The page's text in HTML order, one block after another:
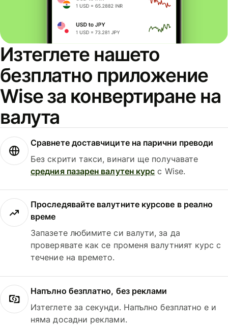
Изтеглете нашето
безплатно приложение
Wise за конвертиране на
валута
Сравнете доставчиците на парични преводи
Без скрити такси, винаги ще получавате
средния пазарен валутен курс с Wise.
Проследявайте валутните курсове в реално
време
Запазете любимите си валути, за да
проверявате как се променя валутният курс с
течение на времето.
Напълно безплатно, без реклами
Изтеглете за секунди. Напълно безплатно е и
няма досадни реклами.